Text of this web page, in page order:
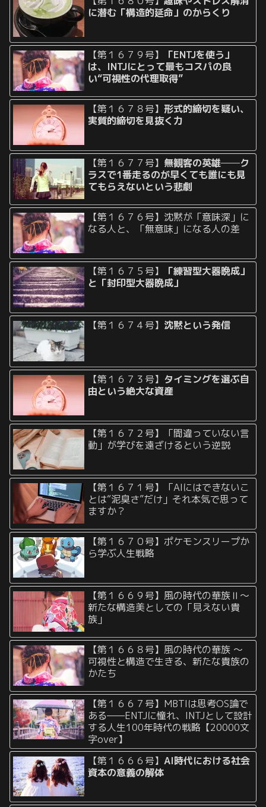
に潜む「構造的延命」のからくり
【第１６７９号】
「ENTJを使う」
は、INTJにとって最もコスパの良
い“可視性の代理取得”
【第１６７８号】形式的締切を疑い、
実質的締切を見抜く力
【第１６７７号】 無観客の英雄──ク
ラスで1番走るのが早くても誰にも見
てもらえないという悲劇
【第１６７６号】沈黙が「意味深」に
なる人と、「無意味」になる人の差
【第１６７５号】
「練習型大器晩成」
と「封印型大器晩成」
【第１６７４号】 沈黙という発信
【第１６７３号】 タイミングを選ぶ自
由という絶大な資産
【第１６７２号】「間違っていない言
動」が学びを遠ざけるという逆説
【第１６７１号】「AIにはできないこ
とは“泥臭さ”だけ」それ本気で思って
ますか？
【第１６７０号】ポケモンスリープか
ら学ぶ人生戦略
【第１６６９号】風の時代の華族Ⅱ〜
新たな構造美としての「見えない貴
族」
【第１６６８号】風の時代の華族 〜
可視性と構造で生きる、新たな貴族の
かたち
【第１６６７号】MBTIは思考OS論で
ある——ENTJに憧れ、INTJとして設計
する人生100年時代の戦略【20000文
字over】
【第１６６６号】AI時代における社会
資本の意義の解体